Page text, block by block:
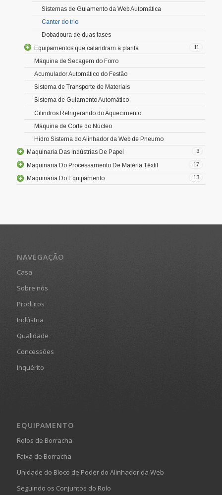
Sistemas de Guiamento da Web Automática
Canter do trio
Dobadoura de duas fases
11
Equipamentos que calandram a planta
Máquina de Secagem do Forro
Acumulador Automático do Festão
Sistema de Transporte de Materiais
Sistema de Guiamento Automático
Cilindros Refrigerando do Aquecimento
Máquina de Corte do Núcleo
Hidro Sistema do Alinhador da Web de Pneumo
3
Maquinaria Das Indústrias De Papel
17
Maquinaria Do Processamento De Matéria Têxtil
13
Maquinaria Do Equipamento
NAVEGAÇÃO
Casa
Sobre nós
Produtos
Indústria
Qualidade
Concessões
Inquérito
EQUIPAMENTO
Rolos de Borracha
Faixa de Borracha
Unidade do Bloco de Poder do Alinhador da Web
Seguindo os Conjuntos do Rolo